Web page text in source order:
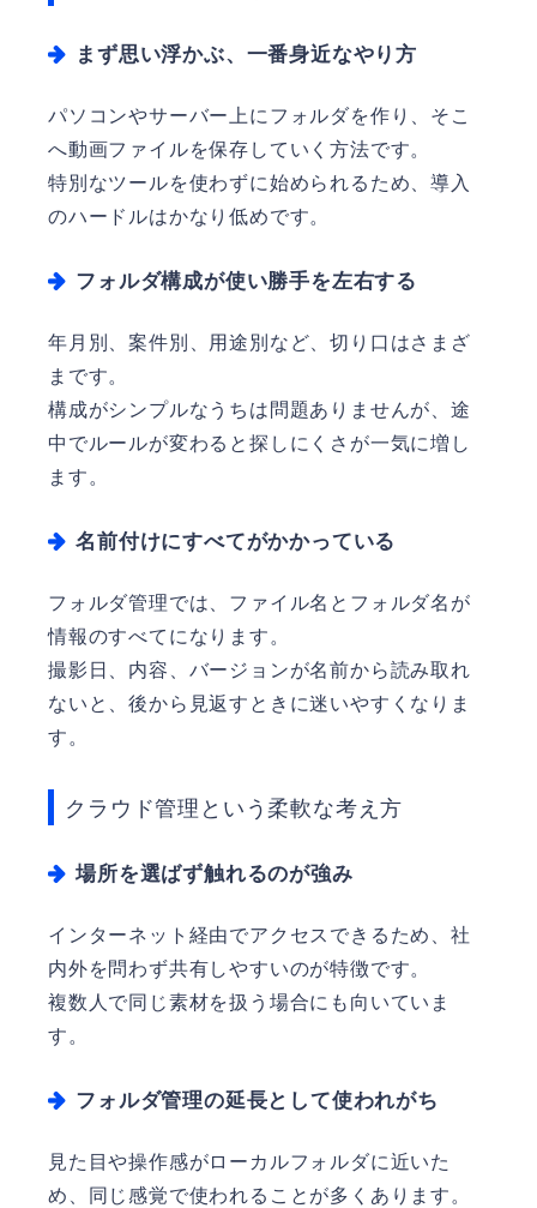
まず思い浮かぶ、一番身近なやり方
パソコンやサーバー上にフォルダを作り、そこ
へ動画ファイルを保存していく方法です。
特別なツールを使わずに始められるため、導入
のハードルはかなり低めです。
フォルダ構成が使い勝手を左右する
年月別、案件別、用途別など、切り口はさまざ
まです。
構成がシンプルなうちは問題ありませんが、途
中でルールが変わると探しにくさが一気に増し
ます。
名前付けにすべてがかかっている
フォルダ管理では、ファイル名とフォルダ名が
情報のすべてになります。
撮影日、内容、バージョンが名前から読み取れ
ないと、後から見返すときに迷いやすくなりま
す。
クラウド管理という柔軟な考え方
場所を選ばず触れるのが強み
インターネット経由でアクセスできるため、社
内外を問わず共有しやすいのが特徴です。
複数人で同じ素材を扱う場合にも向いていま
す。
フォルダ管理の延長として使われがち
見た目や操作感がローカルフォルダに近いた
め、同じ感覚で使われることが多くあります。